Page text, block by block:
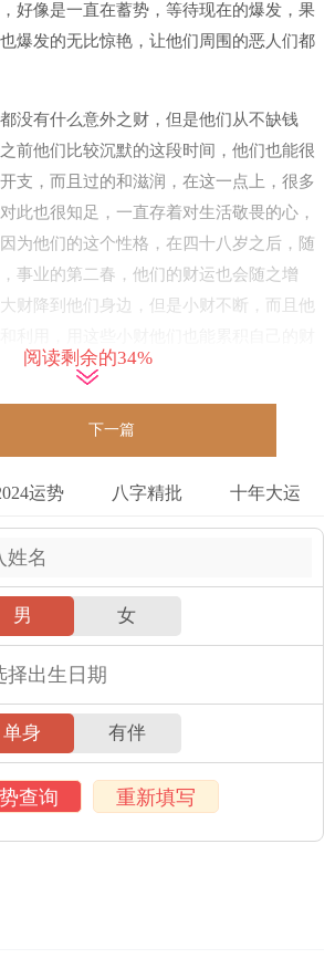
好像是一直在蓄势，等待现在的爆发，果
爆发的无比惊艳，让他们周围的恶人们都
没有什么意外之财，但是他们从不缺钱
前他们比较沉默的这段时间，他们也能很
支，而且过的和滋润，在这一点上，很多
此也很知足，一直存着对生活敬畏的心，
为他们的这个性格，在四十八岁之后，随
事业的第二春，他们的财运也会随之增
财降到他们身边，但是小财不断，而且他
，也不会因为有钱而大手大脚，他们很注
会很幸福，因为有他们的助力，孩子们未
解 属牛人2025年全年运势详解
属兔人2025年全年运势详解
属蛇人2025年全年运势详解
解 属羊人2025年全年运势详解
解 属鸡人2025年全年运势详解
命运 开启开挂模式
阅读剩余的34%
下一篇
运势 八字精批 十年大运
男 女
单身 有伴
查询 重新填写